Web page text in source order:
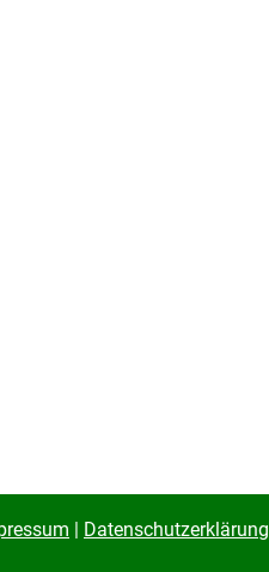
| Datenschutzerklärung